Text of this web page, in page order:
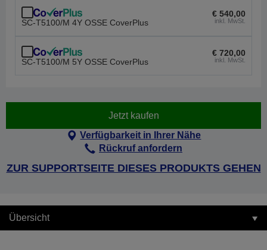
SC-T5100/M 4Y OSSE CoverPlus
€ 540,00
inkl. MwSt.
SC-T5100/M 5Y OSSE CoverPlus
€ 720,00
inkl. MwSt.
Jetzt kaufen
Verfügbarkeit in Ihrer Nähe
Rückruf anfordern
ZUR SUPPORTSEITE DIESES PRODUKTS GEHEN
Übersicht